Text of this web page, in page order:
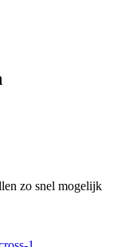
zo snel mogelijk